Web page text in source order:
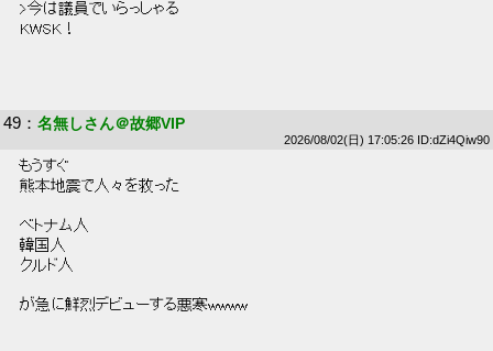
>今は議員でいらっしゃる
KWSK！
49 ： 名無しさん＠故郷VIP
2026/08/02(日) 17:05:26 ID:dZi4Qiw90
もうすぐ
熊本地震で人々を救った
ベトナム人
韓国人
クルド人
が急に鮮烈デビューする悪寒wwww